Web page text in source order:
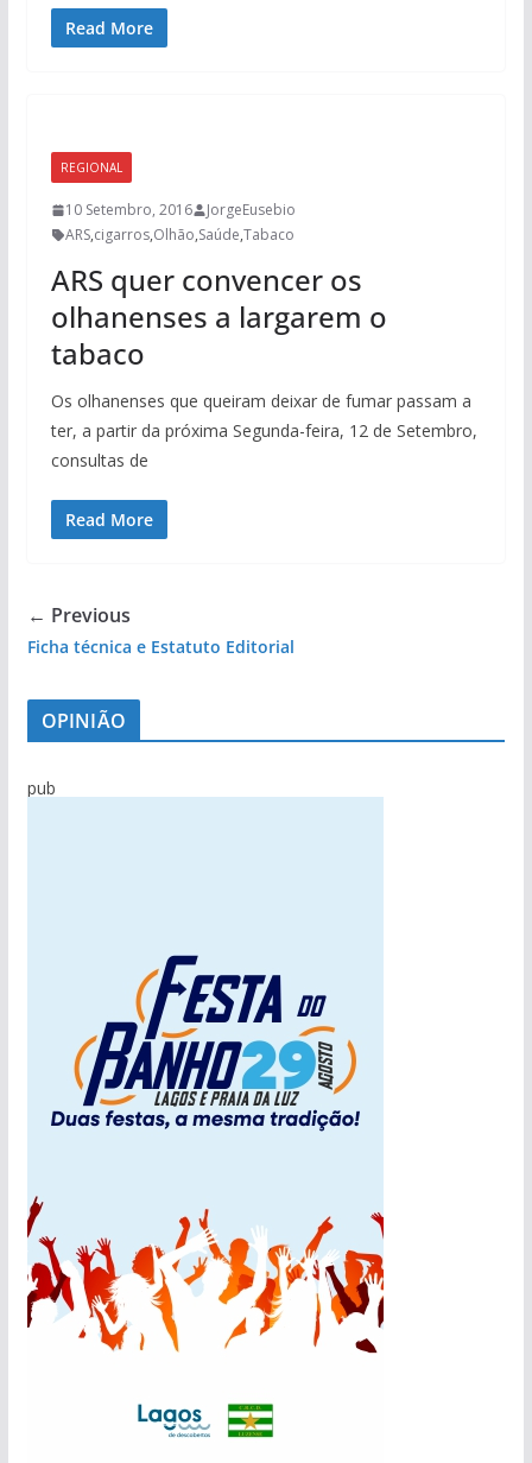
Read More
REGIONAL
10 Setembro, 2016
JorgeEusebio
ARS,cigarros,Olhão,Saúde,Tabaco
ARS quer convencer os
olhanenses a largarem o
tabaco
Os olhanenses que queiram deixar de fumar passam a
ter, a partir da próxima Segunda-feira, 12 de Setembro,
consultas de
Read More
← Previous
Ficha técnica e Estatuto Editorial
OPINIÃO
pub